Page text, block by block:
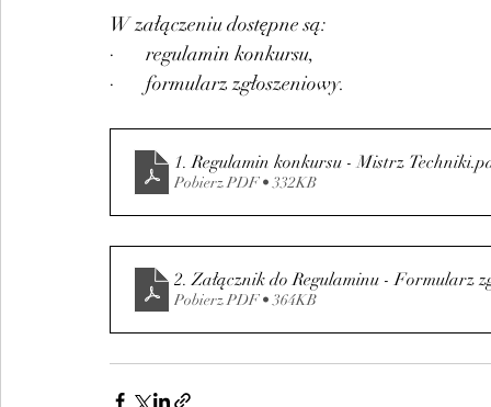
W załączeniu dostępne są:
·       regulamin konkursu,
·       formularz zgłoszeniowy.
1. Regulamin konkursu - Mistrz Techniki
Pobierz PDF • 332KB
Pobierz PDF • 364KB